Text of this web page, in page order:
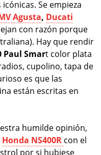
Se empieza
Agusta, Ducati
con razón porque
Hay que rendir
Paul Smart color plata
cupolino, tapa de
es que las
están escritas en
humilde opinión,
Honda NS400R con el
por si hubiese